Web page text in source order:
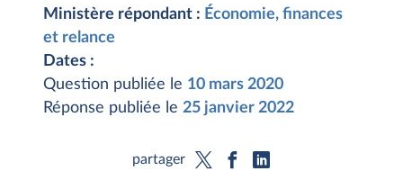
Ministère répondant : Économie, finances
et relance
Dates :
Question publiée le 10 mars 2020
Réponse publiée le 25 janvier 2022
partager